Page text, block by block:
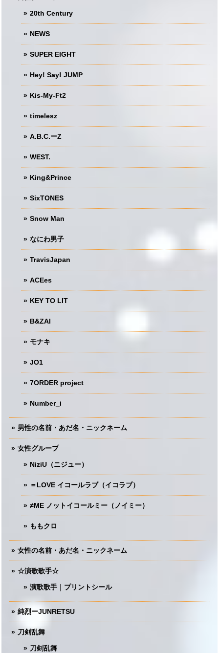
20th Century
NEWS
SUPER EIGHT
Hey! Say! JUMP
Kis-My-Ft2
timelesz
A.B.C.ーZ
WEST.
King&Prince
SixTONES
Snow Man
なにわ男子
TravisJapan
ACEes
KEY TO LIT
B&ZAI
モナキ
JO1
7ORDER project
Number_i
男性の名前・あだ名・ニックネーム
女性グループ
NiziU（ニジュー）
＝LOVE イコールラブ（イコラブ）
≠ME ノットイコールミー（ノイミー）
ももクロ
女性の名前・あだ名・ニックネーム
☆演歌歌手☆
演歌歌手｜プリントシール
純烈ーJUNRETSU
刀剣乱舞
刀剣乱舞